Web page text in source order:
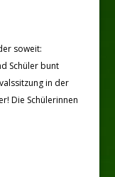
soweit:
Schüler bunt
in der
Die Schülerinnen